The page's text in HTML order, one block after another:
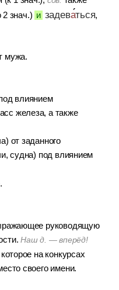
знач.) и задеваться,
мужа.
влиянием
железа, а также
от заданного
судна) под влиянием
руководящую
Наш д. — вперёд!
на конкурсах
своего имени.